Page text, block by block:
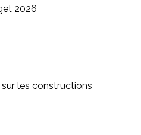
2026
les constructions